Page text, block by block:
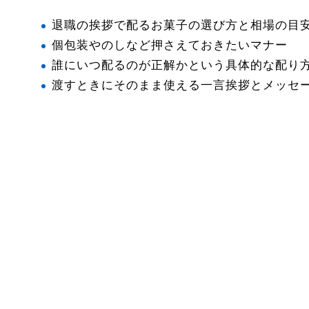
退職の挨拶で配るお菓子の選び方と相場の目
個包装やのしなど押さえておきたいマナー
誰にいつ配るのが正解かという具体的な配り
渡すときにそのまま使える一言挨拶とメッセ